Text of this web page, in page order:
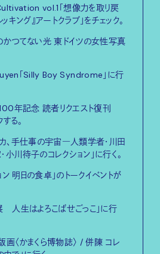
vol.1「想像力を取り戻
キング』アートクラブ」をチェック。
かつてない光 東ドイツの女性写真
「Silly Boy Syndrome」に行
年記念 読者リクエスト復刊
る。
カ、手仕事の宇宙―人類学者・川田
川待子のコレクション」に行く。
ン 明日の食卓」のトークイベントが
人生はよろこばせごっこ」に行
画〈かまくら博物誌〉 / 併陳 コレ